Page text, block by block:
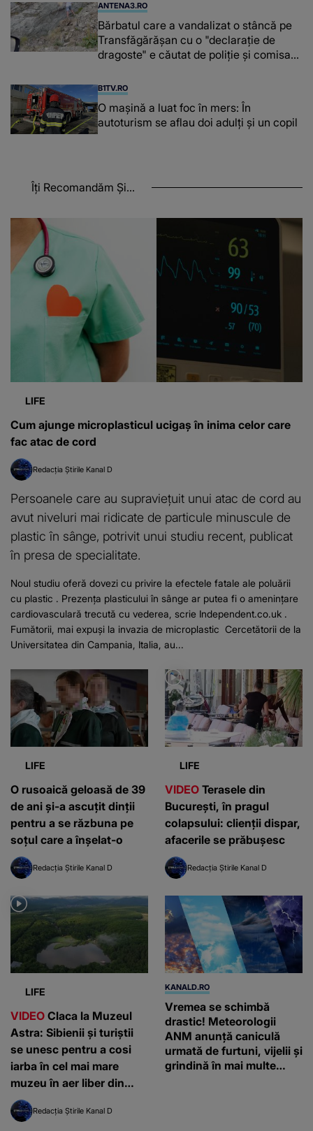
ANTENA3.RO
Bărbatul care a vandalizat o stâncă pe
Transfăgărășan cu o "declaraţie de
dragoste" e căutat de poliție și comisarii
B1TV.RO
O maşină a luat foc în mers: În
autoturism se aflau doi adulți și un copil
Îți Recomandăm Și...
LIFE
Cum ajunge microplasticul ucigaș în inima celor care
fac atac de cord
Redacția Știrile Kanal D
Persoanele care au supraviețuit unui atac de cord au
avut niveluri mai ridicate de particule minuscule de
plastic în sânge, potrivit unui studiu recent, publicat
în presa de specialitate.
Noul studiu oferă dovezi cu privire la efectele fatale ale poluării
cu plastic . Prezența plasticului în sânge ar putea fi o amenințare
cardiovasculară trecută cu vederea, scrie Independent.co.uk .
Fumătorii, mai expuși la invazia de microplastic Cercetătorii de la
Universitatea din Campania, Italia, au...
LIFE
O rusoaică geloasă de 39
de ani și-a ascuțit dinții
pentru a se răzbuna pe
soțul care a înșelat-o
Redacția Știrile Kanal D
LIFE
VIDEO Terasele din
București, în pragul
colapsului: clienții dispar,
afacerile se prăbușesc
Redacția Știrile Kanal D
LIFE
VIDEO Claca la Muzeul
Astra: Sibienii și turiștii
se unesc pentru a cosi
iarba în cel mai mare
muzeu în aer liber din
Europa
Redacția Știrile Kanal D
KANALD.RO
Vremea se schimbă
drastic! Meteorologii
ANM anunță caniculă
urmată de furtuni, vijelii și
grindină în mai multe